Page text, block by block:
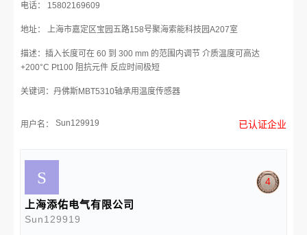
电话： 15802169609
地址： 上海市嘉定区宝园五路158号聚海索能科技园A207室
描述：插入长度可在 60 到 300 mm 的范围内调节 介质温度可高达
+200°C Pt100 阻抗元件 反应时间极短
关键词：丹佛斯MBT5310轴承用温度传感器
用户名： Sun129919 已认证企业
上海添佑电气有限公司
Sun129919
4